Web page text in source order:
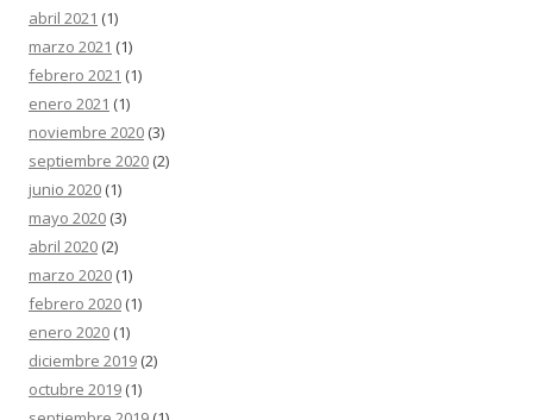
abril 2021 (1)
marzo 2021 (1)
febrero 2021 (1)
enero 2021 (1)
noviembre 2020 (3)
septiembre 2020 (2)
junio 2020 (1)
mayo 2020 (3)
abril 2020 (2)
marzo 2020 (1)
febrero 2020 (1)
enero 2020 (1)
diciembre 2019 (2)
octubre 2019 (1)